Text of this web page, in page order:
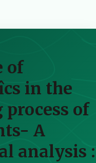
of
in the
of
A
analysis :